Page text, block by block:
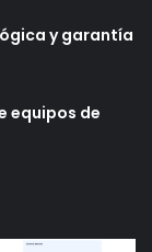
y garantía
equipos de